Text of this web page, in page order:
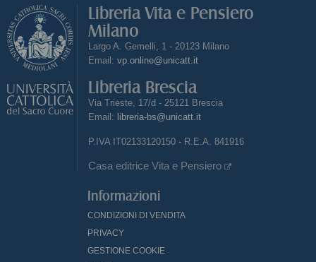
Libreria Vita e Pensiero
Milano
Largo A. Gemelli, 1 - 20123 Milano
Email: vp.online@unicatt.it
Libreria Brescia
Via Trieste, 17/d - 25121 Brescia
Email: libreria-bs@unicatt.it
P.IVA IT02133120150 - R.E.A. 841916
Casa editrice Vita e Pensiero
Informazioni
CONDIZIONI DI VENDITA
PRIVACY
GESTIONE COOKIE